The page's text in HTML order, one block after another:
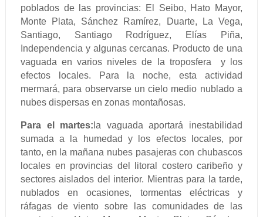
poblados de las provincias: El Seibo, Hato Mayor,
Monte Plata, Sánchez Ramírez, Duarte, La Vega,
Santiago, Santiago Rodríguez, Elías Piña,
Independencia y algunas cercanas. Producto de una
vaguada en varios niveles de la troposfera y los
efectos locales. Para la noche, esta actividad
mermará, para observarse un cielo medio nublado a
nubes dispersas en zonas montañosas.
Para el martes: la vaguada aportará inestabilidad
sumada a la humedad y los efectos locales, por
tanto, en la mañana nubes pasajeras con chubascos
locales en provincias del litoral costero caribeño y
sectores aislados del interior. Mientras para la tarde,
nublados en ocasiones, tormentas eléctricas y
ráfagas de viento sobre las comunidades de las